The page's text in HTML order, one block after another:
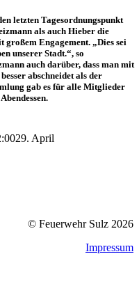
letzten Tagesordnungspunkt
als auch Hieber die
Engagement. „Dies sei
unserer Stadt.“, so
auch darüber, dass man mit
abschneidet als der
gab es für alle Mitglieder
29. April
© Feuerwehr Sulz 2026
Impressum